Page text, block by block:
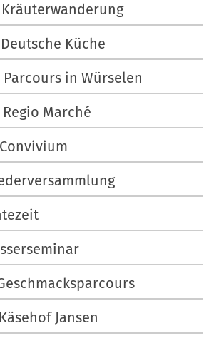
Küche
in Würselen
Marché
Jansen